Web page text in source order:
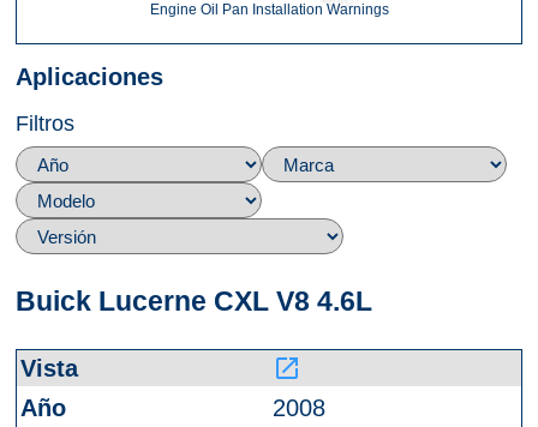
Engine Oil Pan Installation Warnings
Aplicaciones
Filtros
Buick Lucerne CXL V8 4.6L
launch
2008